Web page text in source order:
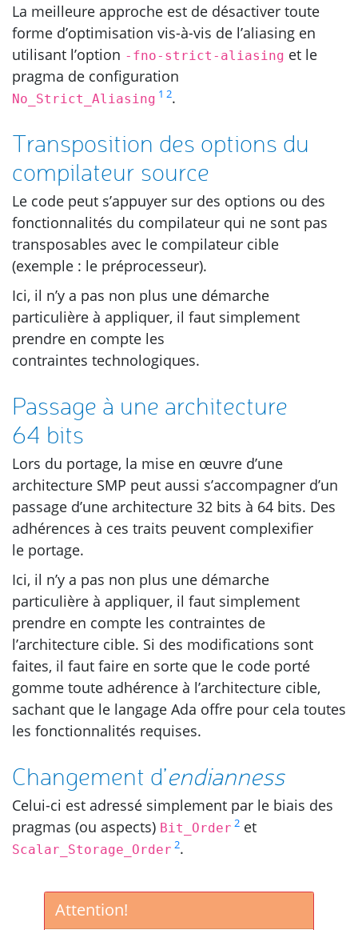
La meilleure approche est de désactiver toute
forme d’optimisation vis-à-vis de l’aliasing en
utilisant l’option -fno-strict-aliasing et le
pragma de configuration
No_Strict_Aliasing 1 2.
Transposition des options du
compilateur source
Le code peut s’appuyer sur des options ou des
fonctionnalités du compilateur qui ne sont pas
transposables avec le compilateur cible
(exemple : le préprocesseur).
Ici, il n’y a pas non plus une démarche
particulière à appliquer, il faut simplement
prendre en compte les
contraintes technologiques.
Passage à une architecture
64 bits
Lors du portage, la mise en œuvre d’une
architecture SMP peut aussi s’accompagner d’un
passage d’une architecture 32 bits à 64 bits. Des
adhérences à ces traits peuvent complexifier
le portage.
Ici, il n’y a pas non plus une démarche
particulière à appliquer, il faut simplement
prendre en compte les contraintes de
l’architecture cible. Si des modifications sont
faites, il faut faire en sorte que le code porté
gomme toute adhérence à l’architecture cible,
sachant que le langage Ada offre pour cela toutes
les fonctionnalités requises.
Changement d’endianness
Celui-ci est adressé simplement par le biais des
pragmas (ou aspects) Bit_Order 2 et
Scalar_Storage_Order 2.
Attention!